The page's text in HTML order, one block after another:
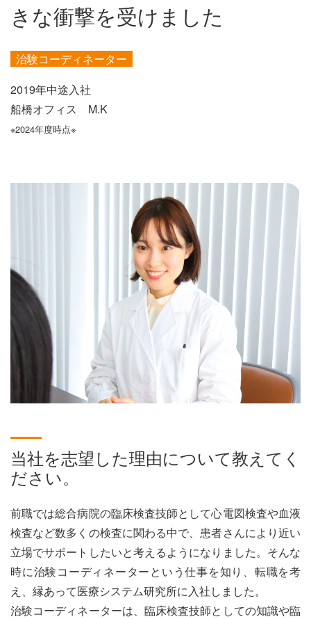
きな衝撃を受けました
治験コーディネーター
2019年中途入社
船橋オフィス M.K
※2024年度時点※
当社を志望した理由について教えてく
ださい。
前職では総合病院の臨床検査技師として心電図検査や血液
検査など数多くの検査に関わる中で、患者さんにより近い
立場でサポートしたいと考えるようになりました。そんな
時に治験コーディネーターという仕事を知り、転職を考
え、縁あって医療システム研究所に入社しました。
治験コーディネーターは、臨床検査技師としての知識や臨